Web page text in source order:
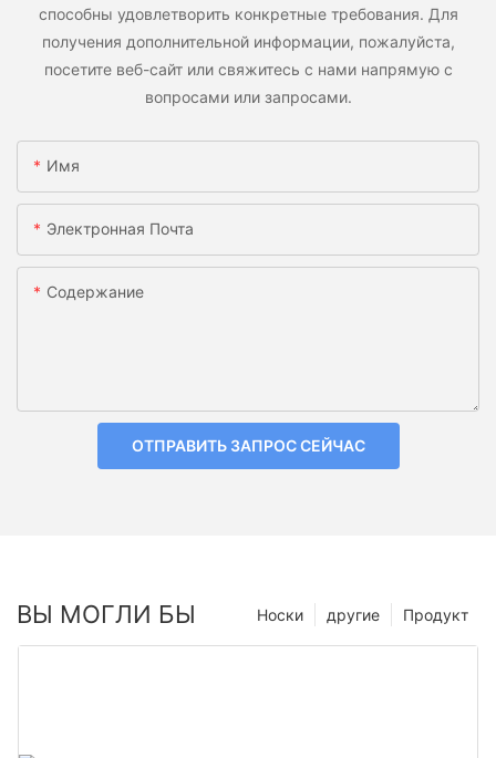
способны удовлетворить конкретные требования. Для
получения дополнительной информации, пожалуйста,
посетите веб-сайт или свяжитесь с нами напрямую с
вопросами или запросами.
Имя
Электронная Почта
Содержание
ОТПРАВИТЬ ЗАПРОС СЕЙЧАС
ВЫ МОГЛИ БЫ Продукт
другие
Носки